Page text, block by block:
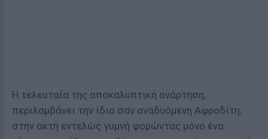
Η τελευταία της αποκαλυπτική ανάρτηση,
περιλαμβάνει την ίδια σαν αναδυόμενη Αφροδίτη,
στην ακτή εντελώς γυμνή φορώντας μόνο ένα